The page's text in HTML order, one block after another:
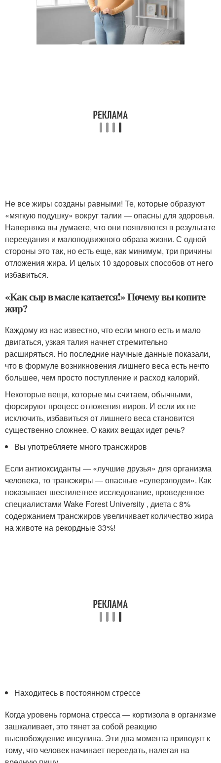
Не все жиры созданы равными! Те, которые образуют
«мягкую подушку» вокруг талии — опасны для здоровья.
Наверняка вы думаете, что они появляются в результате
переедания и малоподвижного образа жизни. С одной
стороны это так, но есть еще, как минимум, три причины
отложения жира. И целых 10 здоровых способов от него
избавиться.
«Как сыр в масле катается!» Почему вы копите
жир?
Каждому из нас известно, что если много есть и мало
двигаться, узкая талия начнет стремительно
расширяться. Но последние научные данные показали,
что в формуле возникновения лишнего веса есть нечто
большее, чем просто поступление и расход калорий.
Некоторые вещи, которые мы считаем, обычными,
форсируют процесс отложения жиров. И если их не
исключить, избавиться от лишнего веса становится
существенно сложнее. О каких вещах идет речь?
Вы употребляете много трансжиров
Если антиоксиданты — «лучшие друзья» для организма
человека, то трансжиры — опасные «суперзлодеи». Как
показывает шестилетнее исследование, проведенное
специалистами Wake Forest University , диета с 8%
содержанием трансжиров увеличивает количество жира
на животе на рекордные 33%!
Находитесь в постоянном стрессе
Когда уровень гормона стресса — кортизола в организме
зашкаливает, это тянет за собой реакцию
высвобождение инсулина. Эти два момента приводят к
тому, что человек начинает переедать, налегая на